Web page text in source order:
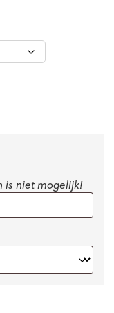
is niet mogelijk!